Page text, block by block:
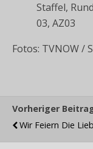
Staffel,
03, AZ03
Fotos: TVNOW /
Vorheriger
Wir Feiern Die